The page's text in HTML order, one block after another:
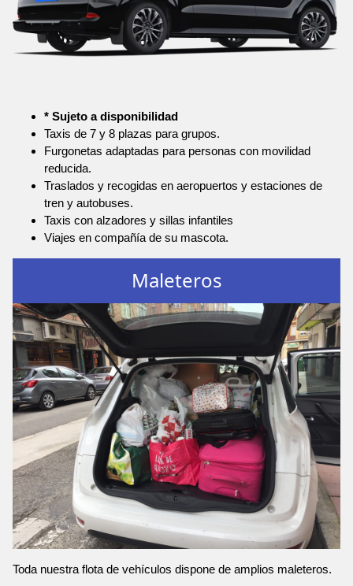
* Sujeto a disponibilidad
Taxis de 7 y 8 plazas para grupos.
Furgonetas adaptadas para personas con movilidad
reducida.
Traslados y recogidas en aeropuertos y estaciones de
tren y autobuses.
Taxis con alzadores y sillas infantiles
Viajes en compañía de su mascota.
Maleteros
Toda nuestra flota de vehículos dispone de amplios maleteros.